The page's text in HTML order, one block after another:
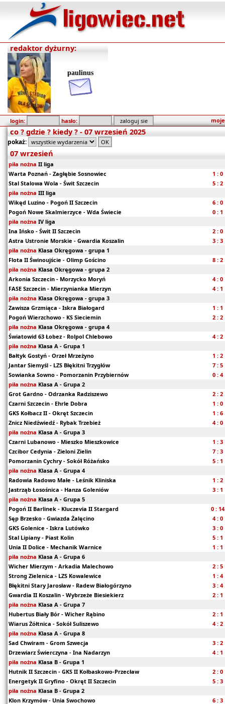
redaktor dyżurny:
paulinus
login: hasło:
co ? gdzie ? kiedy ? - 07 wrzesień 2025
pokaż:
07 wrzesień
piła nożna II liga
Warta Poznań - Zagłębie Sosnowiec
1 : 0
Stal Stalowa Wola - Świt Szczecin
5 : 2
piła nożna III liga
Wikęd Luzino - Pogoń II Szczecin
6 : 0
Pogoń Nowe Skalmierzyce - Wda Świecie
0 : 1
piła nożna IV liga
Ina Ińsko - Świt II Szczecin
2 : 0
Astra Ustronie Morskie - Gwardia Koszalin
3 : 3
piła nożna Klasa Okręgowa - grupa 1
Flota II Świnoujście - Olimp Gościno
8 : 2
piła nożna Klasa Okręgowa - grupa 2
Arkonia Szczecin - Morzycko Moryń
4 : 0
FASE Szczecin - Mierzynianka Mierzyn
4 : 1
piła nożna Klasa Okręgowa - grupa 3
Zawisza Grzmiąca - Iskra Białogard
1 : 1
Pogoń Wierzchowo - KS Sieciemin
2 : 2
piła nożna Klasa Okręgowa - grupa 4
Światowid 63 Łobez - Rolpol Chlebowo
4 : 2
piła nożna Klasa A - Grupa 1
Bałtyk Gostyń - Orzeł Mrzeżyno
1 : 2
Jantar Siemyśl - LZS Błękitni Trzygłów
7 : 5
Sowianka Sowno - Pomorzanin Przybiernów
0 : 4
piła nożna Klasa A - Grupa 2
Grot Gardno - Odrzanka Radziszewo
2 : 2
Czarni Szczecin - Ehrle Dobra
1 : 0
GKS Kołbacz II - Okręt Szczecin
1 : 6
Znicz Niedźwiedź - Rybak Trzebież
4 : 0
piła nożna Klasa A - Grupa 3
Czarni Lubanowo - Mieszko Mieszkowice
1 : 3
Czcibor Cedynia - Zieloni Zielin
7 : 3
Pomorzanin Cychry - Sokół Różańsko
5 : 1
piła nożna Klasa A - Grupa 4
Radowia Radowo Małe - Leśnik Kliniska
1 : 2
Jastrząb Łosośnica - Hanza Goleniów
3 : 1
piła nożna Klasa A - Grupa 5
Pogoń II Barlinek - Kluczevia II Stargard
0 : 14
Sęp Brzesko - Gwiazda Żalęcino
4 : 0
GKS Golenice - Iskra Lutówko
3 : 0
Stal Lipiany - Piast Kolin
5 : 1
Unia II Dolice - Mechanik Warnice
1 : 1
piła nożna Klasa A - Grupa 6
Wicher Mierzym - Arkadia Malechowo
2 : 5
Strong Zielenica - LZS Kowalewice
1 : 4
Błękitni Stary Jarosław - Radew Białogórzyno
3 : 4
Gwardia II Koszalin - Wybrzeże Biesiekierz
2 : 1
piła nożna Klasa A - Grupa 7
Hubertus Biały Bór - Wicher Rąbino
2 : 1
Wiarus Żółtnica - Sokół Suliszewo
4 : 2
piła nożna Klasa A - Grupa 8
Sad Chwiram - Grom Szwecja
3 : 2
Drzewiarz Świerczyna - Ina Nadarzyn
4 : 1
piła nożna Klasa B - Grupa 1
Hutnik II Szczecin - GKS II Kołbaskowo-Przecław
2 : 0
Energetyk II Gryfino - Okręt II Szczecin
5 : 3
piła nożna Klasa B - Grupa 2
Klon Krzymów - Unia Swochowo
6 : 3